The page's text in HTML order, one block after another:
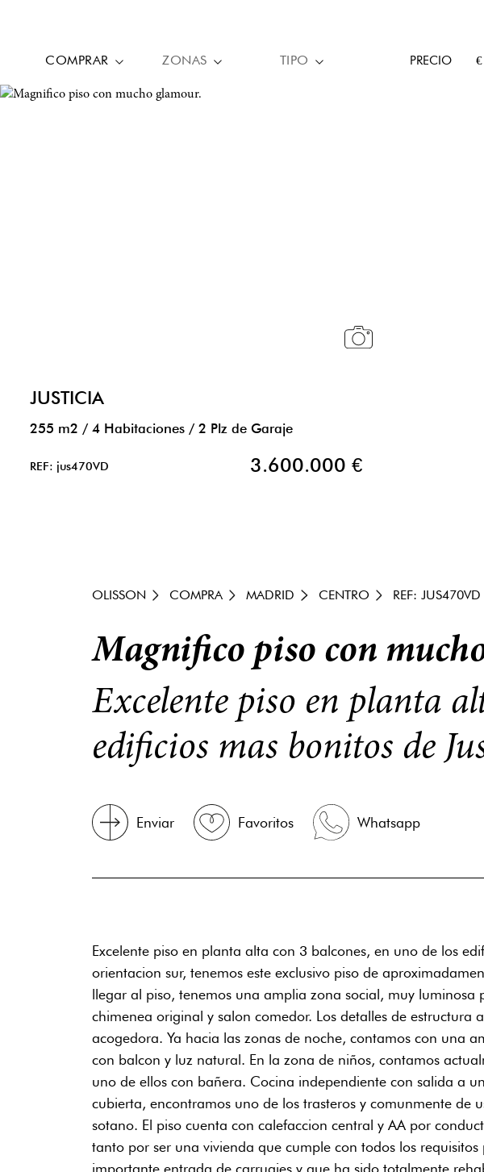
COMPRAR ZONAS TIPO PRECIO €
JUSTICIA
255 m2 / 4 Habitaciones / 2 Plz de Garaje
REF: jus470VD 3.600.000 €
OLISSON COMPRA MADRID CENTRO REF: JUS470VD
Magnifico piso con
Excelente piso en planta
edificios mas bonitos de
Enviar Favoritos Whatsapp
Excelente piso en planta alta con 3 balcones, en uno de los
orientacion sur, tenemos este exclusivo piso de
llegar al piso, tenemos una amplia zona social, muy
chimenea original y salon comedor. Los detalles de
acogedora. Ya hacia las zonas de noche, contamos con una
con balcon y luz natural. En la zona de niños, contamos
uno de ellos con bañera. Cocina independiente con salida a
cubierta, encontramos uno de los trasteros y comunmente de
sotano. El piso cuenta con calefaccion central y AA por
tanto por ser una vivienda que cumple con todos los
importante entrada de carruajes y que ha sido totalmente